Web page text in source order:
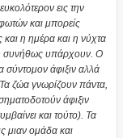
εις την
και μπορείς
και η ημέρα και η νύχτα
συνήθως υπάρχουν. Ο
σύντομον άφιξιν αλλά
ζώα γνωρίζουν πάντα,
άφιξιν
και τούτο). Τα
μιαν ομάδα και